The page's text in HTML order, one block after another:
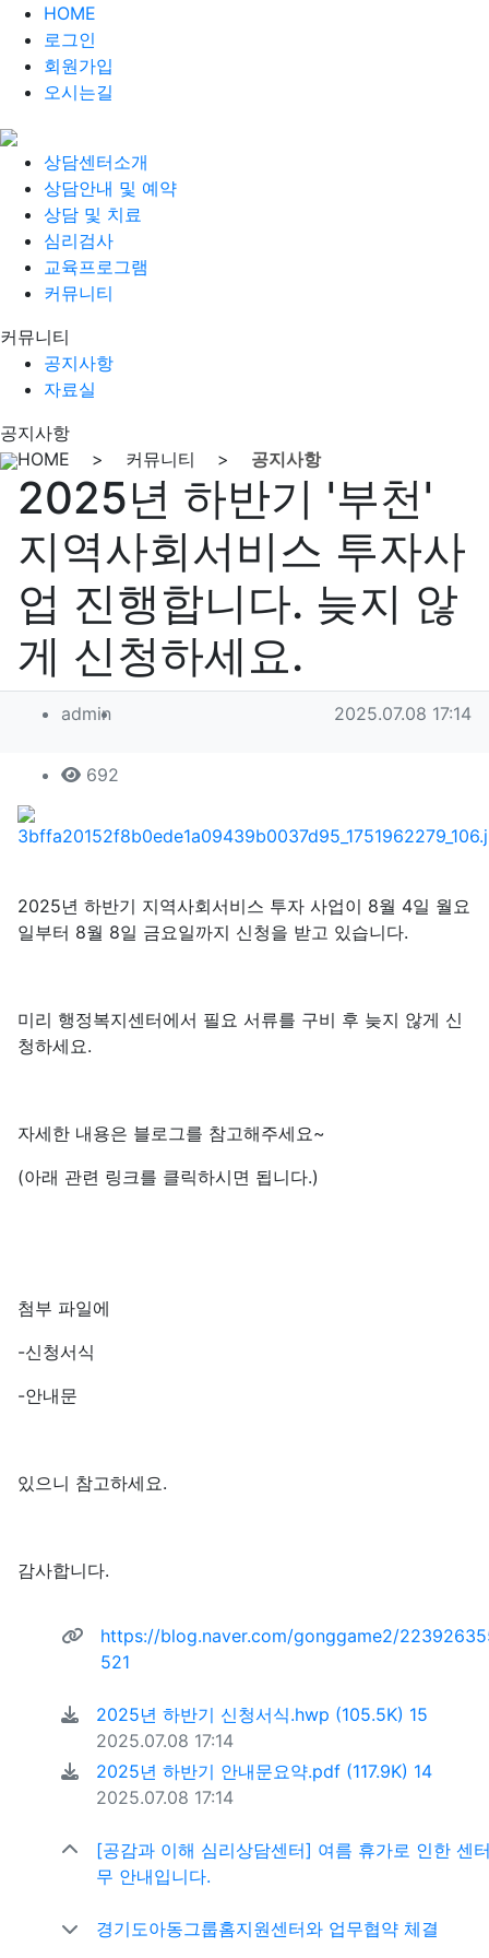
HOME
로그인
회원가입
오시는길
상담센터소개
상담안내 및 예약
상담 및 치료
심리검사
교육프로그램
커뮤니티
커뮤니티
공지사항
자료실
공지사항
HOME > 커뮤니티 > 공지사항
2025년 하반기 '부천'
지역사회서비스 투자사
업 진행합니다. 늦지 않
게 신청하세요.
작성자 정보
admin 작성일
2025.07.08 17:14
컨텐츠 정보
692
본문
2025년 하반기 지역사회서비스 투자 사업이 8월 4일 월요
일부터 8월 8일 금요일까지 신청을 받고 있습니다.
미리 행정복지센터에서 필요 서류를 구비 후 늦지 않게 신
청하세요.
자세한 내용은 블로그를 참고해주세요~
(아래 관련 링크를 클릭하시면 됩니다.)
첨부 파일에
-신청서식
-안내문
있으니 참고하세요.
감사합니다.
관련자료https://blog.naver.com/gonggame2/
521
2025년 하반기 신청서식.hwp 파일크기
(105.5K) 15
등록일
2025.07.08 17:14
2025년 하반기 안내문요약.pdf 파일크기
(117.9K) 14회 다
등록일
2025.07.08 17:14
[공감과 이해 심리상담센터] 여름 휴가로 인한 센
무 안내입니다.
경기도아동그룹홈지원센터와 업무협약 체결